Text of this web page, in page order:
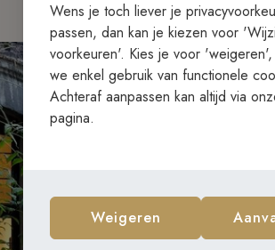
Wens je toch liever je
passen, dan kan je kiezen voor
voorkeuren'. Kies je voor 'weigeren',
we enkel gebruik van functionele
Achteraf aanpassen kan altijd via
pagina.
Weigeren